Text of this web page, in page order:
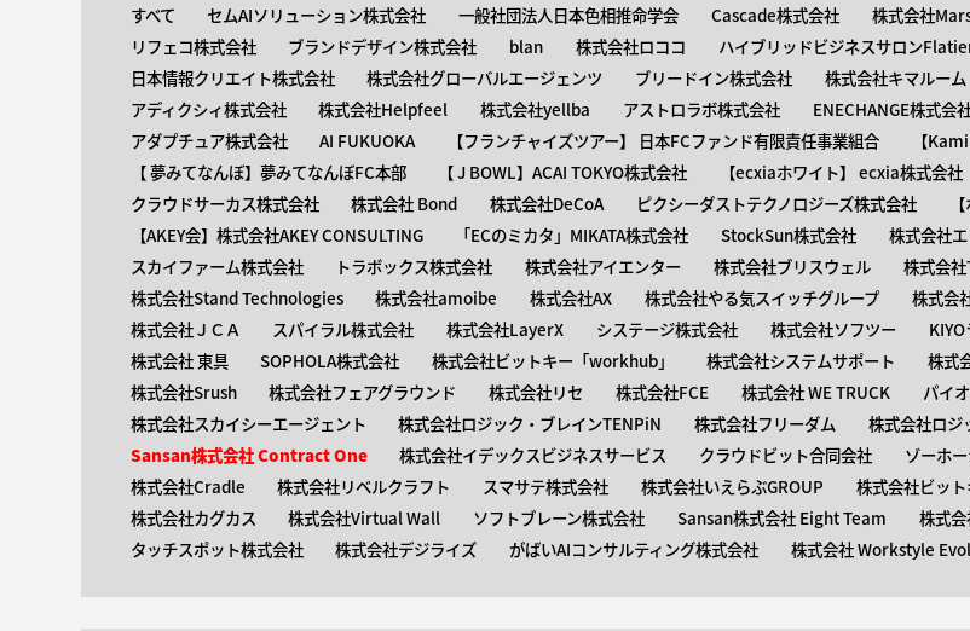
すべて セムAIソリューション株式会社 一般社団法人日本色相推命学会 Cascade株式会社 株式会社
リフェコ株式会社
ブランドデザイン株式会社 blan 株式会社ロココ ハイブリッドビジネスサロン
日本情報クリエイト株式会社
株式会社グローバルエージェンツ ブリードイン株式会社 株式会社キマルーム
アディクシィ株式会社
株式会社Helpfeel 株式会社yellba アストロラボ株式会社 ENECHANGE株式会
アダプチュア株式会社
AI FUKUOKA 【​フランチャイズツアー】 日本FCファンド有限責任事業組合
【
【 ​夢みてなんぼ】夢みてなんぼFC本部
【 ​J BOWL】ACAI TOKYO株式会社 【​ecxiaホワイト】 ecxia株式会社
クラウドサーカス株式会社
株式会社 Bond 株式会社DeCoA ピクシーダストテクノロジーズ株式会社
【AKEY会】株式会社AKEY CONSULTING
「ECのミカタ」MIKATA株式会社 StockSun株式会社 株式会社
スカイファーム株式会社
トラボックス株式会社 株式会社アイエンター 株式会社ブリスウェル 株式会
株式会社Stand Technologies
株式会社amoibe 株式会社AX 株式会社やる気スイッチグループ 株式会
株式会社ＪＣＡ
スパイラル株式会社 株式会社LayerX システージ株式会社 株式会社ソフツー
株式会社 東具
SOPHOLA株式会社 株式会社ビットキー「workhub」 株式会社システムサポート 株式
株式会社Srush
株式会社フェアグラウンド 株式会社リセ 株式会社FCE 株式会社 WE TRUCK パイ
株式会社スカイシーエージェント
株式会社ロジック・ブレインTENPiN 株式会社フリーダム 株式会社ロ
Sansan株式会社 Contract One
株式会社イデックスビジネスサービス クラウドビット合同会社 ゾーホ
株式会社Cradle
株式会社リベルクラフト スマサテ株式会社 株式会社いえらぶGROUP 株式会社ビッ
株式会社カグカス
株式会社Virtual Wall ソフトブレーン株式会社 Sansan株式会社 Eight Team 株式
タッチスポット株式会社
株式会社デジライズ がばいAIコンサルティング株式会社 株式会社 Workstyle